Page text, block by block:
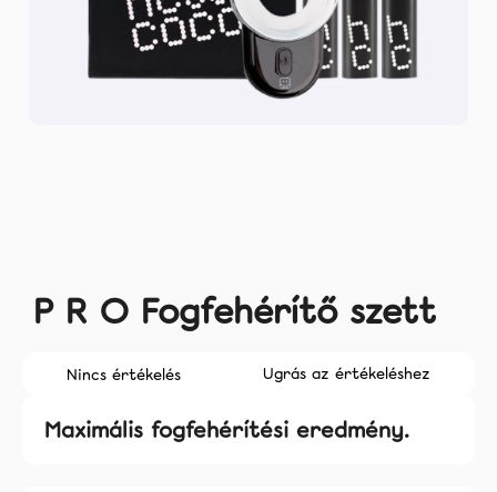
Facebook
átlagos
értékelése
Nincs értékelés Ugrás az értékeléshez
P R O Fogfehérítő szett
Maximális fogfehérítési eredmény.